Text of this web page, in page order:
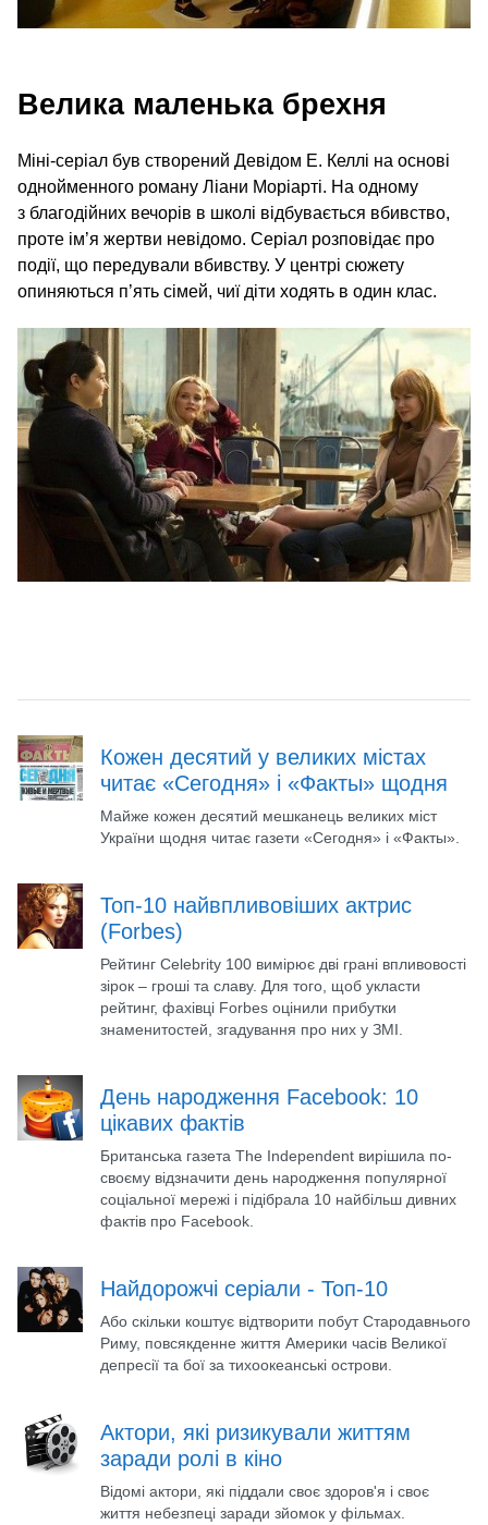
Велика маленька брехня
Міні-серіал був створений Девідом Е. Келлі на основі
однойменного роману Ліани Моріарті. На одному
з благодійних вечорів в школі відбувається вбивство,
проте ім’я жертви невідомо. Серіал розповідає про
події, що передували вбивству. У центрі сюжету
опиняються п’ять сімей, чиї діти ходять в один клас.
Кожен десятий у великих містах
читає «Сегодня» і «Факты» щодня
Майже кожен десятий мешканець великих міст
України щодня читає газети «Сегодня» і «Факты».
Топ-10 найвпливовіших актрис
(Forbes)
Рейтинг Celebrity 100 вимірює дві грані впливовості
зірок – гроші та славу. Для того, щоб укласти
рейтинг, фахівці Forbes оцінили прибутки
знаменитостей, згадування про них у ЗМІ.
День народження Facebook: 10
цікавих фактів
Британська газета The Independent вирішила по-
своєму відзначити день народження популярної
соціальної мережі і підібрала 10 найбільш дивних
фактів про Facebook.
Найдорожчі серіали - Топ-10
Або скільки коштує відтворити побут Стародавнього
Риму, повсякденне життя Америки часів Великої
депресії та бої за тихоокеанські острови.
Актори, які ризикували життям
заради ролі в кіно
Відомі актори, які піддали своє здоров'я і своє
життя небезпеці заради зйомок у фільмах.